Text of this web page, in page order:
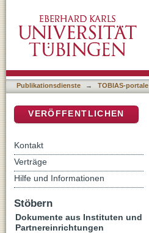
Publikationsdienste → TOBIAS-portale
VERÖFFENTLICHEN
Kontakt
Verträge
Hilfe und Informationen
Stöbern
Dokumente aus Instituten und
Partnereinrichtungen